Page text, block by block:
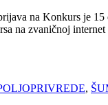
na Konkurs je 15
na zvaničnoj
,